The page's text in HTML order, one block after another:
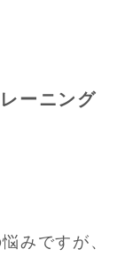
ーニング
みですが、